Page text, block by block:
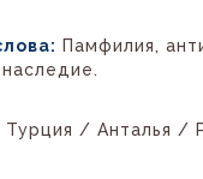
Памфилия,
Турция / Анталья /